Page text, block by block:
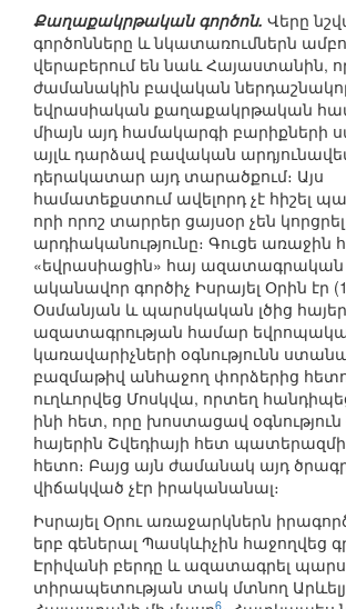
Քաղաքակրթական գործոն. Վերը
գործոնները և նկատառումներն
վերաբերում են նաև Հայաստանին,
ժամանակին բավական
եվրասիական քաղաքակրթական
միայն այդ համակարգի բարիքների
այլև դարձավ բավական
դերակատար այդ տարածքում։ Այս
համատեքստում ավելորդ չէ հիշել
որի որոշ տարրեր ցայսօր չեն
արդիականությունը։ Գուցե առաջին
«եվրասիացին» հայ
ականավոր գործիչ Իսրայել Օրին էր
Օսմանյան և պարսկական լծից
ազատագրության համար
կառավարիչների օգնությունն
բազմաթիվ անհաջող փորձերից
ուղևորվեց Մոսկվա, որտեղ
ինի հետ, որը խոստացավ օգնություն
հայերին Շվեդիայի հետ
հետո։ Բայց այն ժամանակ այդ
վիճակված չէր իրականանալ։
Իսրայել Օրու առաջարկներն
երբ գեներալ Պասկևիչին հաջողվեց
Էրիվանի բերդը և ազատագրել
տիրապետության տակ մտնող
6